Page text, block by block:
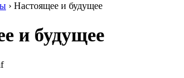
› Настоящее и будущее
и будущее